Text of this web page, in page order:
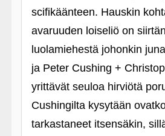
scifikäänteen. Hauskin
avaruuden loiseliö on
luolamiehestä johonkin
ja Peter Cushing +
yrittävät seuloa hirviötä
Cushingilta kysytään
tarkastaneet itsensäkin,